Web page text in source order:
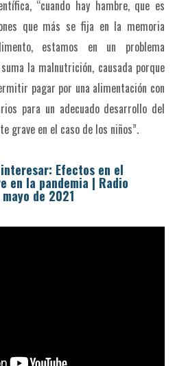
“cuando hay hambre, que es
que más se fija en la memoria
estamos en un problema
la malnutrición, causada porque
pagar por una alimentación con
para un adecuado desarrollo del
grave en el caso de los niños”.
Efectos en el
en la pandemia | Radio
de 2021